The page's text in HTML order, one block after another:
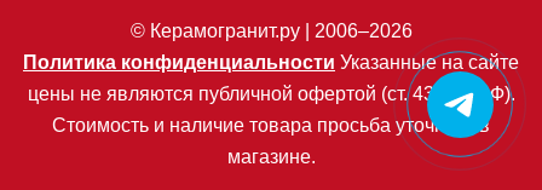
© Керамогранит.ру | 2006–2026
Политика конфиденциальности Указанные на сайте
цены не являются публичной офертой (ст. 435 ГК РФ).
Стоимость и наличие товара просьба уточнять в
магазине.